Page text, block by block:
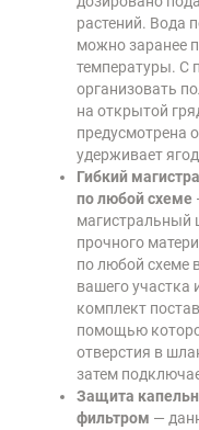
растений. Вода
можно заранее
температуры. С
организовать
на открытой
предусмотрена
удерживает
Гибкий
по любой схеме
магистральный
прочного
по любой схеме
вашего участка
комплект
помощью
отверстия в
затем
Защита
фильтром —